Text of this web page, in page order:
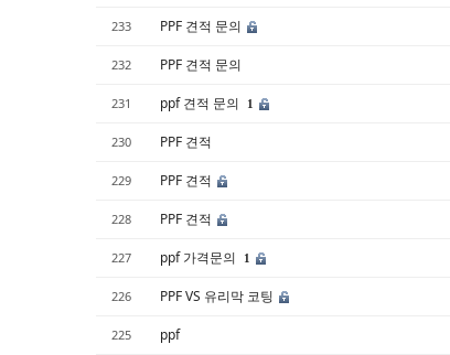
233 PPF 견적 문의
232 PPF 견적 문의
231 ppf 견적 문의 1
230 PPF 견적
229 PPF 견적
228 PPF 견적
227 ppf 가격문의 1
226 PPF VS 유리막 코팅
225 ppf